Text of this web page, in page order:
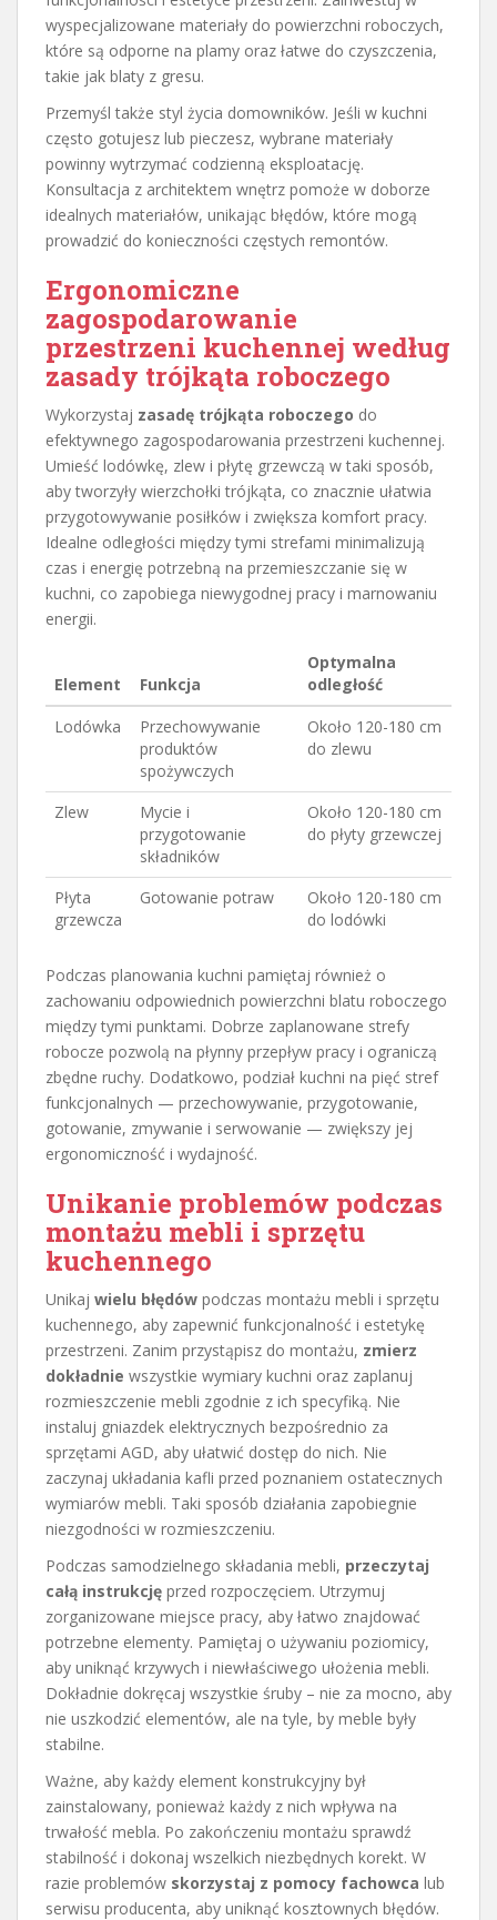
wyspecjalizowane materiały do powierzchni roboczych,
które są odporne na plamy oraz łatwe do czyszczenia,
takie jak blaty z gresu.
Przemyśl także styl życia domowników. Jeśli w kuchni
często gotujesz lub pieczesz, wybrane materiały
powinny wytrzymać codzienną eksploatację.
Konsultacja z architektem wnętrz pomoże w doborze
idealnych materiałów, unikając błędów, które mogą
prowadzić do konieczności częstych remontów.
Ergonomiczne
zagospodarowanie
przestrzeni kuchennej według
zasady trójkąta roboczego
Wykorzystaj zasadę trójkąta roboczego do
efektywnego zagospodarowania przestrzeni kuchennej.
Umieść lodówkę, zlew i płytę grzewczą w taki sposób,
aby tworzyły wierzchołki trójkąta, co znacznie ułatwia
przygotowywanie posiłków i zwiększa komfort pracy.
Idealne odległości między tymi strefami minimalizują
czas i energię potrzebną na przemieszczanie się w
kuchni, co zapobiega niewygodnej pracy i marnowaniu
energii.
Element Funkcja
Optymalna
odległość
Lodówka
Przechowywanie
produktów
spożywczych
Około 120-180 cm
do zlewu
Zlew
Mycie i
przygotowanie
składników
Około 120-180 cm
do płyty grzewczej
Płyta
grzewcza
Gotowanie potraw
Około 120-180 cm
do lodówki
Podczas planowania kuchni pamiętaj również o
zachowaniu odpowiednich powierzchni blatu roboczego
między tymi punktami. Dobrze zaplanowane strefy
robocze pozwolą na płynny przepływ pracy i ograniczą
zbędne ruchy. Dodatkowo, podział kuchni na pięć stref
funkcjonalnych — przechowywanie, przygotowanie,
gotowanie, zmywanie i serwowanie — zwiększy jej
ergonomiczność i wydajność.
Unikanie problemów podczas
montażu mebli i sprzętu
kuchennego
Unikaj wielu błędów podczas montażu mebli i sprzętu
kuchennego, aby zapewnić funkcjonalność i estetykę
przestrzeni. Zanim przystąpisz do montażu, zmierz
dokładnie wszystkie wymiary kuchni oraz zaplanuj
rozmieszczenie mebli zgodnie z ich specyfiką. Nie
instaluj gniazdek elektrycznych bezpośrednio za
sprzętami AGD, aby ułatwić dostęp do nich. Nie
zaczynaj układania kafli przed poznaniem ostatecznych
wymiarów mebli. Taki sposób działania zapobiegnie
niezgodności w rozmieszczeniu.
Podczas samodzielnego składania mebli, przeczytaj
całą instrukcję przed rozpoczęciem. Utrzymuj
zorganizowane miejsce pracy, aby łatwo znajdować
potrzebne elementy. Pamiętaj o używaniu poziomicy,
aby uniknąć krzywych i niewłaściwego ułożenia mebli.
Dokładnie dokręcaj wszystkie śruby – nie za mocno, aby
nie uszkodzić elementów, ale na tyle, by meble były
stabilne.
Ważne, aby każdy element konstrukcyjny był
zainstalowany, ponieważ każdy z nich wpływa na
trwałość mebla. Po zakończeniu montażu sprawdź
stabilność i dokonaj wszelkich niezbędnych korekt. W
razie problemów skorzystaj z pomocy fachowca lub
serwisu producenta, aby uniknąć kosztownych błędów.